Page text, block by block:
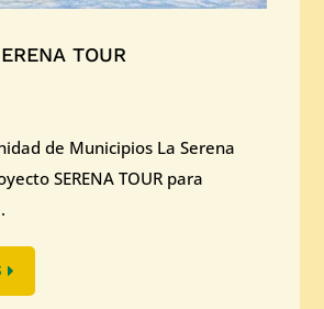
TOUR
de Municipios La Serena
SERENA TOUR para